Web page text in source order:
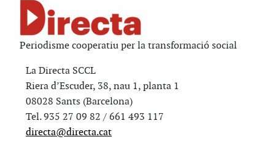
Periodisme cooperatiu per la transformació social
La Directa SCCL
Riera d’Escuder, 38, nau 1, planta 1
08028 Sants (Barcelona)
Tel. 935 27 09 82 / 661 493 117
directa@directa.cat